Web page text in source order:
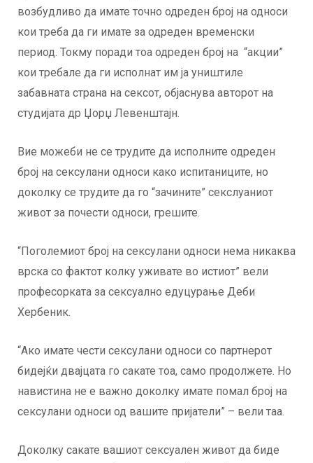
возбудливо да имате точно одреден број на односи
кои треба да ги имате за одреден временски
период. Токму поради тоа одреден број на “акции”
кои требале да ги исполнат им ја уништиле
забавната страна на сексот, објаснува авторот на
студијата др Џорџ Левенштајн.
Вие можеби не се трудите да исполните одреден
број на сексулани односи како испитаниците, но
доколку се трудите да го “зачините” секслуаниот
живот за почести односи, грешите.
“Поголемиот број на сексулани односи нема никаква
врска со фактот колку уживате во истиот” вели
професорката за сексуално едуцурање Деби
Хербеник.
“Ако имате чести сексулани односи со партнерот
бидејќи двајцата го сакате тоа, само продолжете. Но
навистина не е важно доколку имате помал број на
сексулани односи од вашите пријатели” – вели таа.
Доколку сакате вашиот сексуален живот да биде